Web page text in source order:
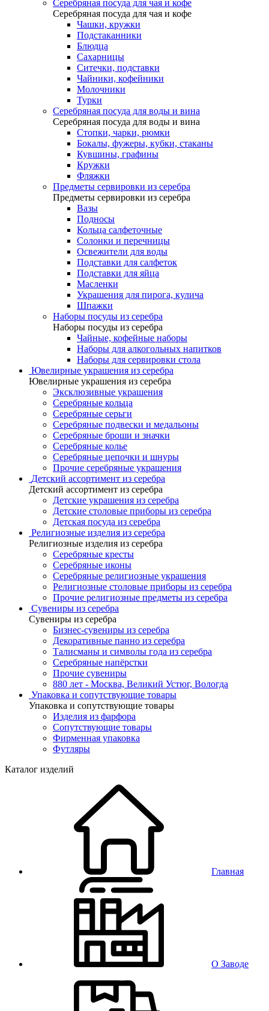
Серебряная посуда для чая и кофе
Серебряная посуда для чая и кофе
Чашки, кружки
Подстаканники
Блюдца
Сахарницы
Ситечки, подставки
Чайники, кофейники
Молочники
Турки
Серебряная посуда для воды и вина
Серебряная посуда для воды и вина
Стопки, чарки, рюмки
Бокалы, фужеры, кубки, стаканы
Кувшины, графины
Кружки
Фляжки
Предметы сервировки из серебра
Предметы сервировки из серебра
Вазы
Подносы
Кольца салфеточные
Солонки и перечницы
Освежители для воды
Подставки для салфеток
Подставки для яйца
Масленки
Украшения для пирога, кулича
Шпажки
Наборы посуды из серебра
Наборы посуды из серебра
Чайные, кофейные наборы
Наборы для алкогольных напитков
Наборы для сервировки стола
Ювелирные украшения из серебра
Ювелирные украшения из серебра
Эксклюзивные украшения
Серебряные кольца
Серебряные серьги
Серебряные подвески и медальоны
Серебряные броши и значки
Серебряные колье
Серебряные цепочки и шнуры
Прочие серебряные украшения
Детский ассортимент из серебра
Детский ассортимент из серебра
Детские украшения из серебра
Детские столовые приборы из серебра
Детская посуда из серебра
Религиозные изделия из серебра
Религиозные изделия из серебра
Серебряные кресты
Серебряные иконы
Серебряные религиозные украшения
Религиозные столовые приборы из серебра
Прочие религиозные предметы из серебра
Сувениры из серебра
Сувениры из серебра
Бизнес-сувениры из серебра
Декоративные панно из серебра
Талисманы и символы года из серебра
Серебряные напёрстки
Прочие сувениры
880 лет - Москва, Великий Устюг, Вологда
Упаковка и сопутствующие товары
Упаковка и сопутствующие товары
Изделия из фарфора
Сопутствующие товары
Фирменная упаковка
Футляры
Каталог изделий
Главная
О Заводе